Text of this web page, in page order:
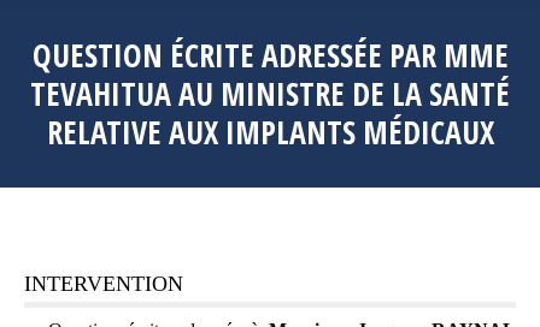
QUESTION ÉCRITE ADRESSÉE PAR MME
TEVAHITUA AU MINISTRE DE LA SANTÉ
RELATIVE AUX IMPLANTS MÉDICAUX
INTERVENTION